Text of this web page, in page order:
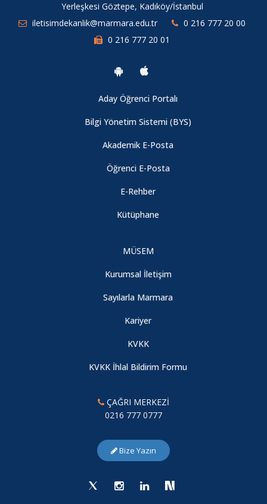
Medya Arkeolojisi Atölyesi Başvuruları Başladı
MİLEF-5 Bildiri Özeti Gönderim Süreci Tamamlanmıştır
Atıksız Mutfak Projesi Katılımcılarını Arıyor!
Erasmus Yabancı Dil Yeterlilik Sınavı Başvuruları
Akademik Gelişim Toplantıları-5 Başlıyor: Yurt Dışı Araştırma
Marmara Medya Merkezi’nin (MMM) yenilenen haber sitesi
5. Marmara Uluslararası Lisansüstü İletişim Öğrencileri
Kep ve Cübbe Teslimi Hk.
Kanonik Metin Okumaları - 5
Yerleşkesi Göztepe, Kadıköy/İstanbul
iletisimdekanlik@marmara.edu.tr
0 216 777 20 00
0 216 777 20 01
Aday Öğrenci Portalı
Bilgi Yönetim Sistemi (BYS)
Akademik E-Posta
Öğrenci E-Posta
E-Rehber
Kütüphane
MÜSEM
Kurumsal İletişim
Sayılarla Marmara
Kariyer
KVKK
KVKK İhlal Bildirim Formu
ÇAĞRI MERKEZİ
0216 777 0777
Bize Yazın